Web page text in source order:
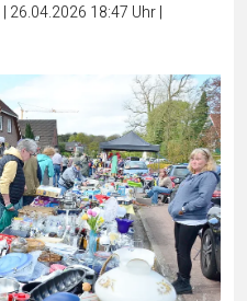
| 26.04.2026 18:47 Uhr|